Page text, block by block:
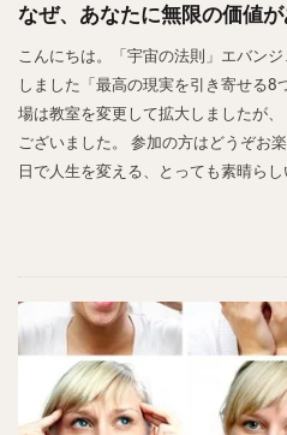
なぜ、あなたに無限の価値
こんにちは。「宇宙の法則」エバン
しました「最高の現実を引き寄せる8
場は教室を変更して拡大しましたが
ございました。 参加の方はどうぞお
日で人生を変える、とっても素晴ら